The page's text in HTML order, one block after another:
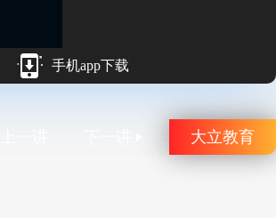
手机app下载
大立教育